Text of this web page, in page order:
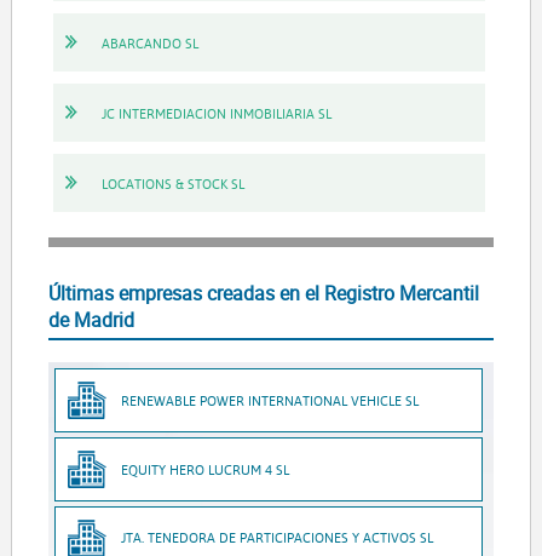
ABARCANDO SL
JC INTERMEDIACION INMOBILIARIA SL
LOCATIONS & STOCK SL
Últimas empresas creadas en el Registro Mercantil
de Madrid
RENEWABLE POWER INTERNATIONAL VEHICLE SL
EQUITY HERO LUCRUM 4 SL
JTA. TENEDORA DE PARTICIPACIONES Y ACTIVOS SL